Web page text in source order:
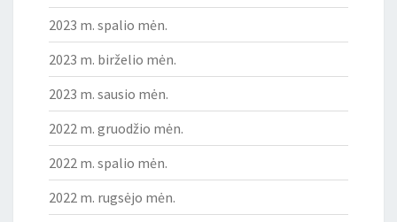
2023 m. spalio mėn.
2023 m. birželio mėn.
2023 m. sausio mėn.
2022 m. gruodžio mėn.
2022 m. spalio mėn.
2022 m. rugsėjo mėn.